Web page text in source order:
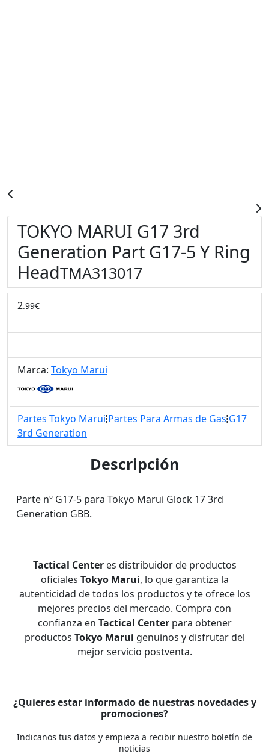
TOKYO MARUI G17 3rd
Generation Part G17-5 Y Ring
HeadTMA313017
2.99€
Marca: Tokyo Marui
Partes Tokyo Marui Partes Para Armas de Gas G17
3rd Generation
Descripción
Parte nº G17-5 para Tokyo Marui Glock 17 3rd
Generation GBB.
Tactical Centeres distribuidor de productos
oficiales Tokyo Marui, lo que garantiza la
autenticidad de todos los productos y te ofrece los
mejores precios del mercado. Compra con
confianza en Tactical Centerpara obtener
productos Tokyo Marui genuinos y disfrutar del
mejor servicio postventa.
¿Quieres estar informado de nuestras novedades y
promociones?
Indicanos tus datos y empieza a recibir nuestro boletín de
noticias